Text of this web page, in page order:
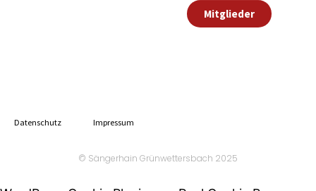
Mitglieder
Datenschutz Impressum
© Sängerhain Grünwettersbach 2025